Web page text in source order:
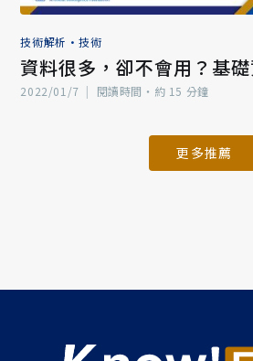
技術解析 •技術
資料很多，卻不會用？基
2022/01/7 | 閱讀時間‧約 15 分鐘
更多推薦